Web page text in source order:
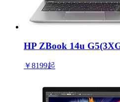
HP ZBook 14u
￥8199起